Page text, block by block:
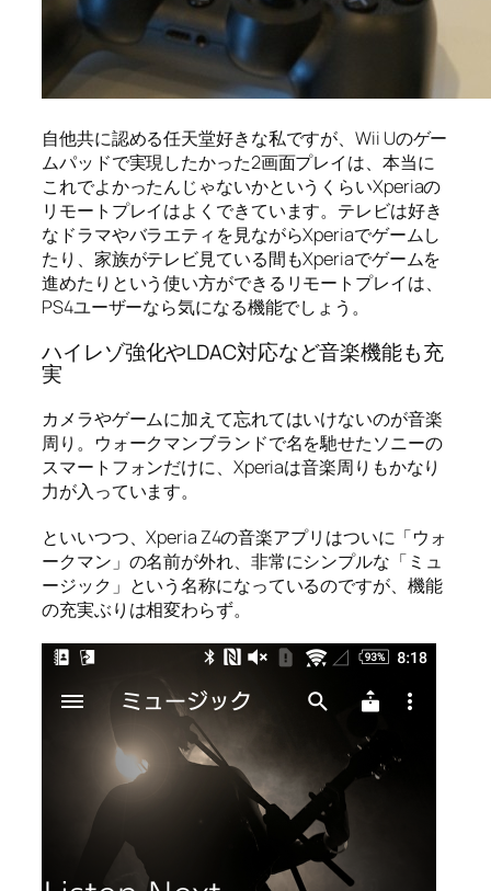
自他共に認める任天堂好きな私ですが、Wii Uのゲー
ムパッドで実現したかった2画面プレイは、本当に
これでよかったんじゃないかというくらいXperiaの
リモートプレイはよくできています。テレビは好き
なドラマやバラエティを見ながらXperiaでゲームし
たり、家族がテレビ見ている間もXperiaでゲームを
進めたりという使い方ができるリモートプレイは、
PS4ユーザーなら気になる機能でしょう。
ハイレゾ強化やLDAC対応など音楽機能も充
実
カメラやゲームに加えて忘れてはいけないのが音楽
周り。ウォークマンブランドで名を馳せたソニーの
スマートフォンだけに、Xperiaは音楽周りもかなり
力が入っています。
といいつつ、Xperia Z4の音楽アプリはついに「ウォ
ークマン」の名前が外れ、非常にシンプルな「ミュ
ージック」という名称になっているのですが、機能
の充実ぶりは相変わらず。